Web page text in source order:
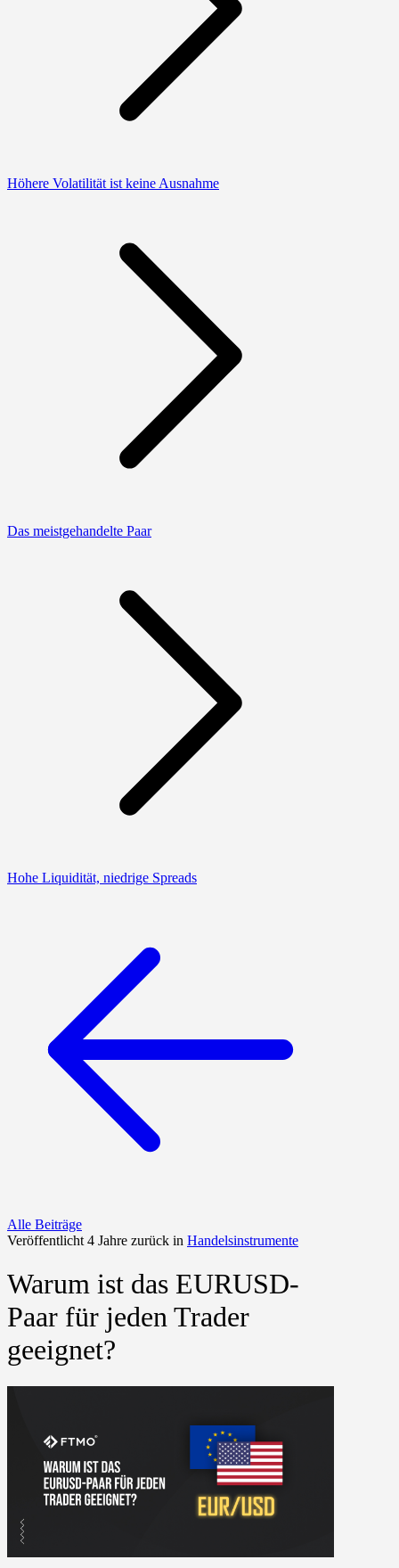
Höhere Volatilität ist keine Ausnahme
Das meistgehandelte Paar
Hohe Liquidität, niedrige Spreads
Alle Beiträge
Veröffentlicht 4 Jahre zurück in Handelsinstrumente
Warum ist das EURUSD-
Paar für jeden Trader
geeignet?